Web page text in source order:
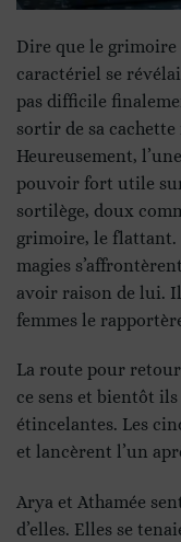
Dire que le grimoire
caractériel se
pas difficile
sortir de sa
Heureusement,
pouvoir fort utile
sortilège, doux
grimoire, le flattant.
magies
avoir raison de lui.
femmes le
La route pour
ce sens et bientôt
étincelantes. Les
et lancèrent l’un
Arya et Athamée
d’elles. Elles se